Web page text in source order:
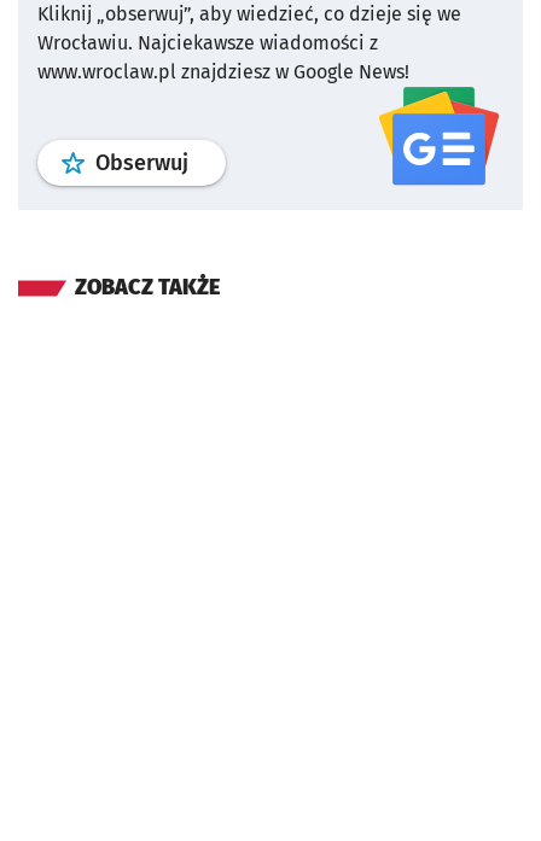
Kliknij „obserwuj”, aby wiedzieć, co dzieje się we
Wrocławiu. Najciekawsze wiadomości z
www.wroclaw.pl znajdziesz w Google News!
Obserwuj profil serwisu
ZOBACZ TAKŻE